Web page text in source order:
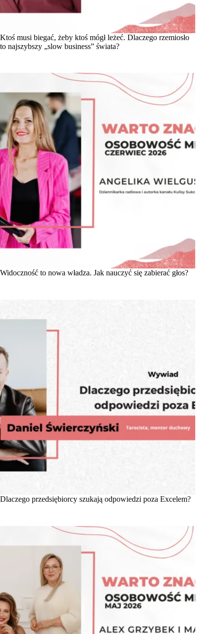
Ktoś musi biegać, żeby ktoś mógł leżeć. Dlaczego rzemiosło
to najszybszy „slow business” świata?
Widoczność to nowa władza. Jak nauczyć się zabierać głos?
Dlaczego przedsiębiorcy szukają odpowiedzi poza Excelem?